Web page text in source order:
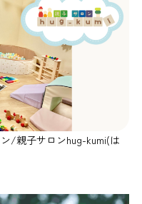
/親子サロンhug-kumi(は